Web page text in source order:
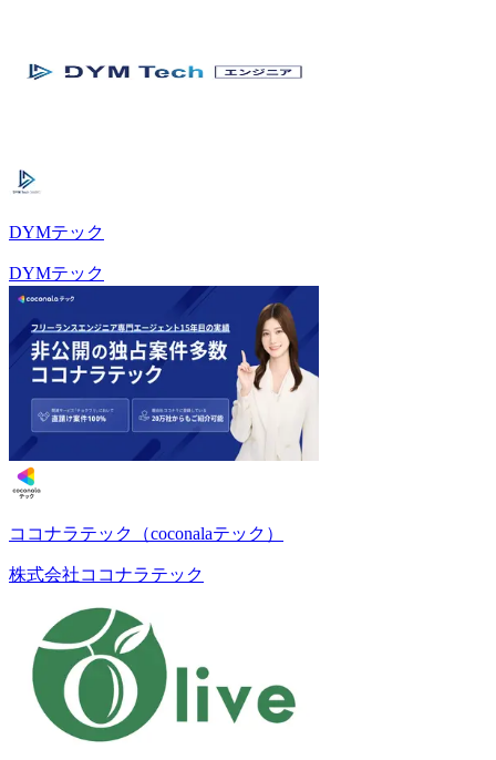
DYMテック
DYMテック
ココナラテック（coconalaテック）
株式会社ココナラテック